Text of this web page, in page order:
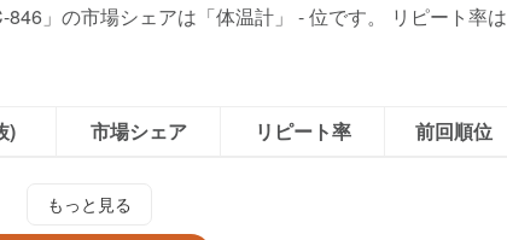
」の市場シェアは「体温計」 -位です。
リピート率は
) 市場シェア リピート率 前回順位
もっと見る